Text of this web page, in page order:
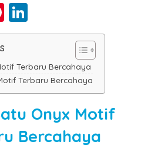
Pinterest
Terbaru Bercahaya
Terbaru Bercahaya
Onyx Motif
Bercahaya